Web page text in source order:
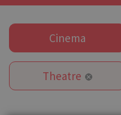
DRINK
Cinema
Theatre